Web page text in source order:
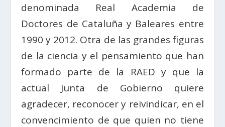
denominada Real Academia de
Doctores de Cataluña y Baleares entre
1990 y 2012. Otra de las grandes figuras
de la ciencia y el pensamiento que han
formado parte de la RAED y que la
actual Junta de Gobierno quiere
agradecer, reconocer y reivindicar, en el
convencimiento de que quien no tiene